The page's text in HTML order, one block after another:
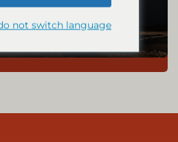
not switch language